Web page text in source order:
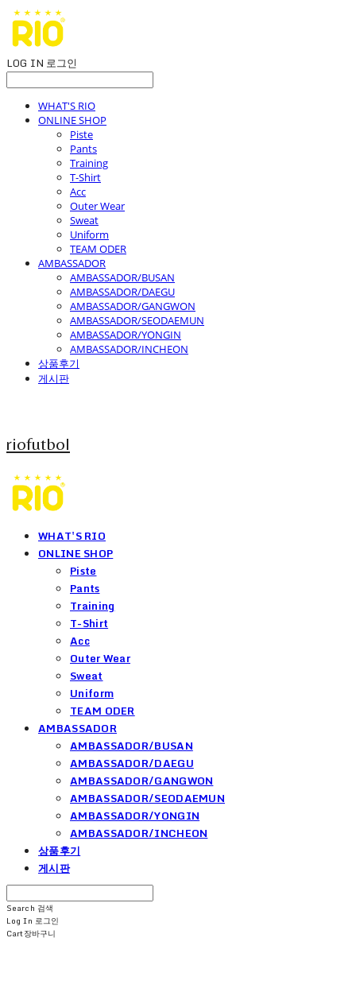
LOG IN 로그인
WHAT'S RIO
ONLINE SHOP
Piste
Pants
Training
T-Shirt
Acc
Outer Wear
Sweat
Uniform
TEAM ODER
AMBASSADOR
AMBASSADOR/BUSAN
AMBASSADOR/DAEGU
AMBASSADOR/GANGWON
AMBASSADOR/SEODAEMUN
AMBASSADOR/YONGIN
AMBASSADOR/INCHEON
상품후기
게시판
riofutbol
WHAT'S RIO
ONLINE SHOP
Piste
Pants
Training
T-Shirt
Acc
Outer Wear
Sweat
Uniform
TEAM ODER
AMBASSADOR
AMBASSADOR/BUSAN
AMBASSADOR/DAEGU
AMBASSADOR/GANGWON
AMBASSADOR/SEODAEMUN
AMBASSADOR/YONGIN
AMBASSADOR/INCHEON
상품후기
게시판
Search 검색
Log In 로그인
Cart장바구니